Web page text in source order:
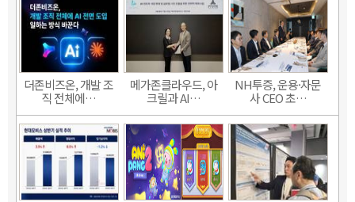
더존비즈온, 개발 조
직 전체에…
메가존클라우드, 아
크릴과 AI…
NH투증, 운용·자문
사 CEO 초…